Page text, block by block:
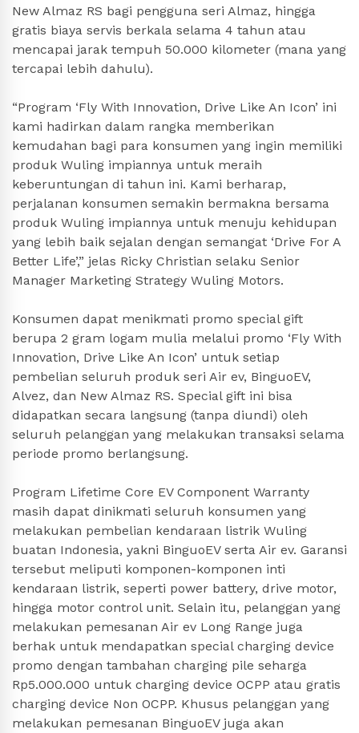
New Almaz RS bagi pengguna seri Almaz, hingga
gratis biaya servis berkala selama 4 tahun atau
mencapai jarak tempuh 50.000 kilometer (mana yang
tercapai lebih dahulu).
“Program ‘Fly With Innovation, Drive Like An Icon’ ini
kami hadirkan dalam rangka memberikan
kemudahan bagi para konsumen yang ingin memiliki
produk Wuling impiannya untuk meraih
keberuntungan di tahun ini. Kami berharap,
perjalanan konsumen semakin bermakna bersama
produk Wuling impiannya untuk menuju kehidupan
yang lebih baik sejalan dengan semangat ‘Drive For A
Better Life’,” jelas Ricky Christian selaku Senior
Manager Marketing Strategy Wuling Motors.
Konsumen dapat menikmati promo special gift
berupa 2 gram logam mulia melalui promo ‘Fly With
Innovation, Drive Like An Icon’ untuk setiap
pembelian seluruh produk seri Air ev, BinguoEV,
Alvez, dan New Almaz RS. Special gift ini bisa
didapatkan secara langsung (tanpa diundi) oleh
seluruh pelanggan yang melakukan transaksi selama
periode promo berlangsung.
Program Lifetime Core EV Component Warranty
masih dapat dinikmati seluruh konsumen yang
melakukan pembelian kendaraan listrik Wuling
buatan Indonesia, yakni BinguoEV serta Air ev. Garansi
tersebut meliputi komponen-komponen inti
kendaraan listrik, seperti power battery, drive motor,
hingga motor control unit. Selain itu, pelanggan yang
melakukan pemesanan Air ev Long Range juga
berhak untuk mendapatkan special charging device
promo dengan tambahan charging pile seharga
Rp5.000.000 untuk charging device OCPP atau gratis
charging device Non OCPP. Khusus pelanggan yang
melakukan pemesanan BinguoEV juga akan